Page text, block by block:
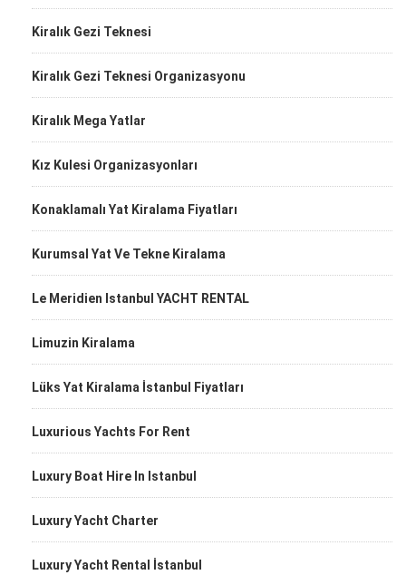
Kiralık Gezi Teknesi
Kiralık Gezi Teknesi Organizasyonu
Kiralık Mega Yatlar
Kız Kulesi Organizasyonları
Konaklamalı Yat Kiralama Fiyatları
Kurumsal Yat Ve Tekne Kiralama
Le Meridien Istanbul YACHT RENTAL
Limuzin Kiralama
Lüks Yat Kiralama İstanbul Fiyatları
Luxurious Yachts For Rent
Luxury Boat Hire In Istanbul
Luxury Yacht Charter
Luxury Yacht Rental İstanbul